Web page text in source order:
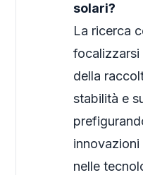
solari?
La ricerca
focalizzarsi
della
stabilità e
innovazioni
nelle